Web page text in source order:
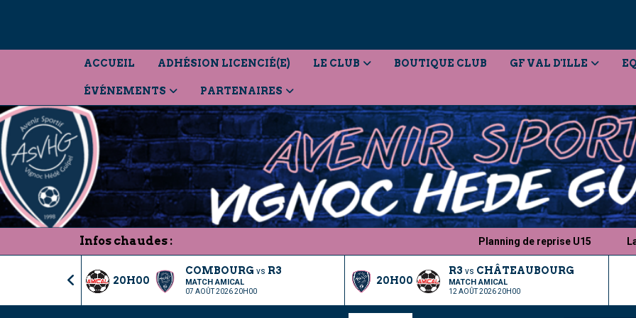
ACCUEIL ADHÉSION LICENCIÉ(E) LE CLUB BOUTIQUE CLUB GF VAL D'ILLE
ÉVÉNEMENTS PARTENAIRES
Infos chaudes : Planning de reprise U15
20H00
COMBOURG vs R3
MATCH AMICAL
07 AOÛT 2026 20H00
20H00
R3 vs CHÂTEAUBOURG
MATCH AMICAL
12 AOÛT 2026 20H00